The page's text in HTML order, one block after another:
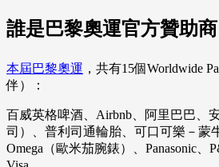
誰是巴黎奧運官方贊助商
本屆巴黎奧運 ，共有15個Worldwide
伴）：
百威英格啤酒、Airbnb、阿里巴巴、
司）、普利司通輪胎、可口可樂－蒙
Omega（歐米茄腕錶）、Panasonic、